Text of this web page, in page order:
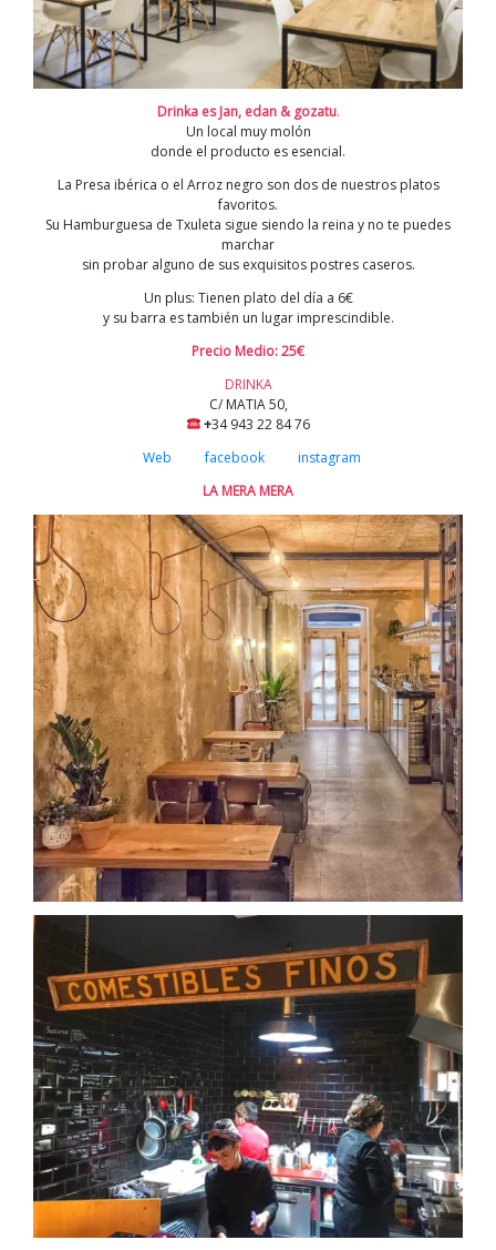
Drinka es Jan, edan & gozatu.
Un local muy molón
donde el producto es esencial.
La Presa ibérica o el Arroz negro son dos de nuestros platos
favoritos.
Su Hamburguesa de Txuleta sigue siendo la reina y no te puedes
marchar
sin probar alguno de sus exquisitos postres caseros.
Un plus: Tienen plato del día a 6€
y su barra es también un lugar imprescindible.
Precio Medio: 25€
DRINKA
C/ MATIA 50,
+34 943 22 84 76
Web
facebook
instagram
LA MERA MERA